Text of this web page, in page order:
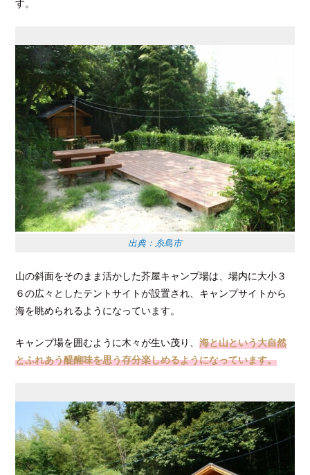
す。
出典：糸島市
山の斜面をそのまま活かした芥屋キャンプ場は、場内に大小３
６の広々としたテントサイトが設置され、キャンプサイトから
海を眺められるようになっています。
キャンプ場を囲むように木々が生い茂り、海と山という大自然
とふれあう醍醐味を思う存分楽しめるようになっています。